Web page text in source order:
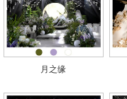
月之缘